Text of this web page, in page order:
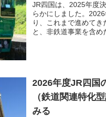
JR四国は、2025年度
らかにしました。
り、これまで進めて
と、非鉄道事業を含め
2026年度JR四国
（鉄道関連特化
みる